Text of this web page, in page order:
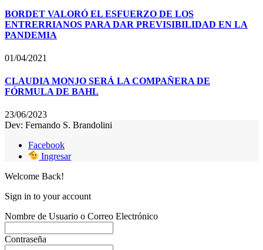
BORDET VALORÓ EL ESFUERZO DE LOS
ENTRERRIANOS PARA DAR PREVISIBILIDAD EN LA
PANDEMIA
01/04/2021
CLAUDIA MONJO SERÁ LA COMPAÑERA DE
FÓRMULA DE BAHL
23/06/2023
Dev: Fernando S. Brandolini
Facebook
Ingresar
Welcome Back!
Sign in to your account
Nombre de Usuario o Correo Electrónico
Contraseña